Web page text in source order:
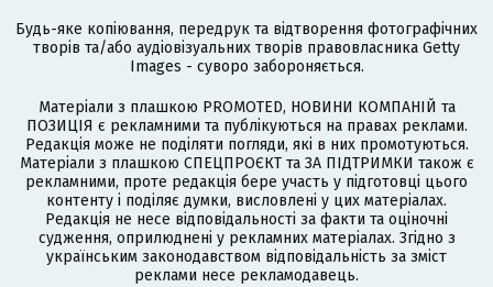
Будь-яке копіювання, передрук та відтворення фотографічних
творів та/або аудіовізуальних творів правовласника Getty
Images - суворо забороняється.
Матеріали з плашкою PROMOTED, НОВИНИ КОМПАНІЙ та
ПОЗИЦІЯ є рекламними та публікуються на правах реклами.
Редакція може не поділяти погляди, які в них промотуються.
Матеріали з плашкою СПЕЦПРОЄКТ та ЗА ПІДТРИМКИ також є
рекламними, проте редакція бере участь у підготовці цього
контенту і поділяє думки, висловлені у цих матеріалах.
Редакція не несе відповідальності за факти та оціночні
судження, оприлюднені у рекламних матеріалах. Згідно з
українським законодавством відповідальність за зміст
реклами несе рекламодавець.